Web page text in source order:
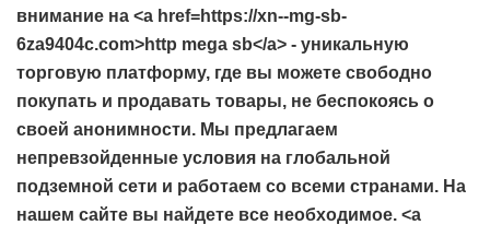
внимание на <a href=https://xn--mg-sb-
6za9404c.com>http mega sb</a> - уникальную
торговую платформу, где вы можете свободно
покупать и продавать товары, не беспокоясь о
своей анонимности. Мы предлагаем
непревзойденные условия на глобальной
подземной сети и работаем со всеми странами. На
нашем сайте вы найдете все необходимое. <a